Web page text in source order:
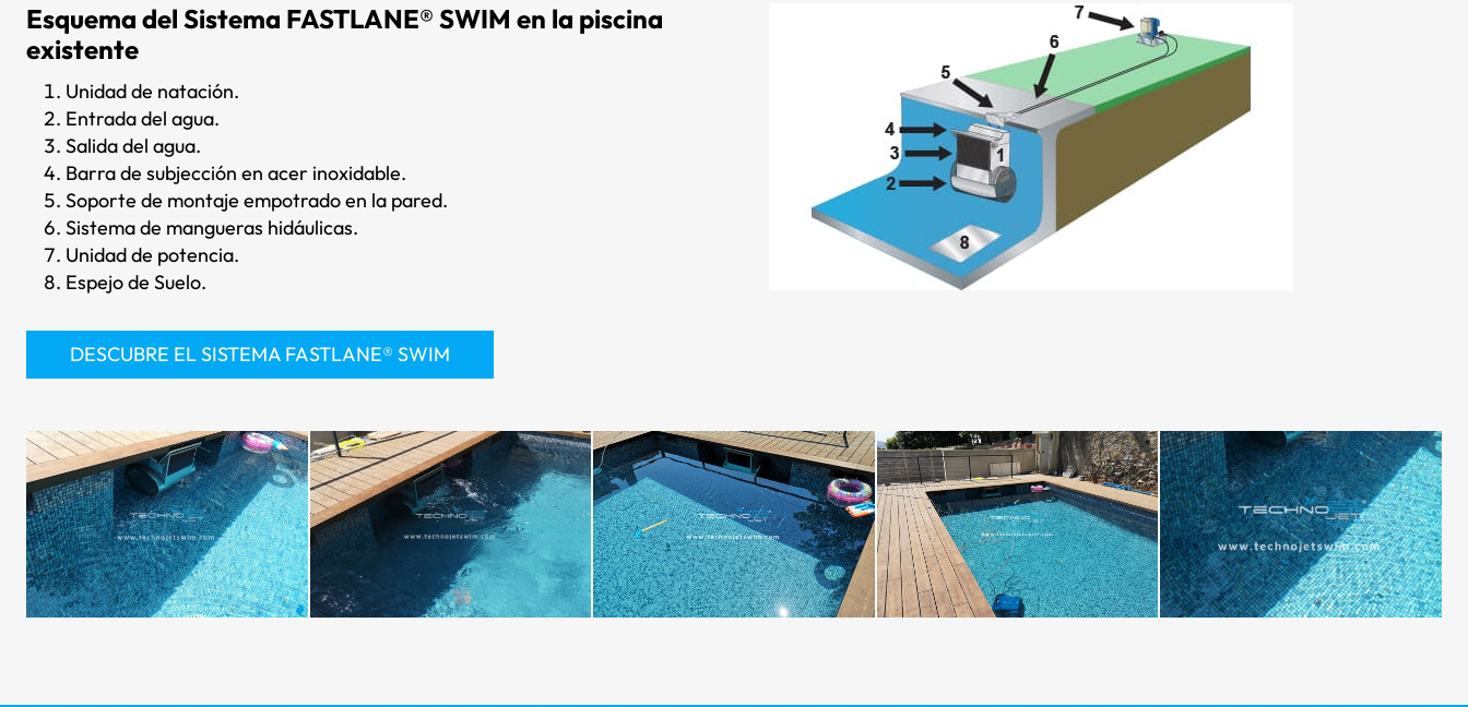
Esquema del Sistema FASTLANE® SWIM en la piscina
existente
Unidad de natación.
Entrada del agua.
Salida del agua.
Barra de subjección en acer inoxidable.
Soporte de montaje empotrado en la pared.
Sistema de mangueras hidáulicas.
Unidad de potencia.
Espejo de Suelo.
DESCUBRE EL SISTEMA FASTLANE® SWIM